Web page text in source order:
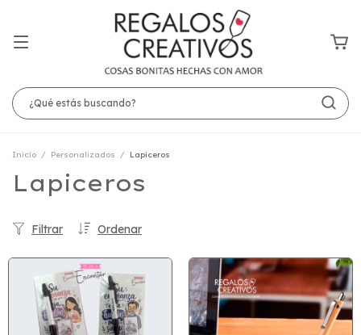
Inicio / Personalizados / Lapiceros
Lapiceros
Ordenar
Filtrar